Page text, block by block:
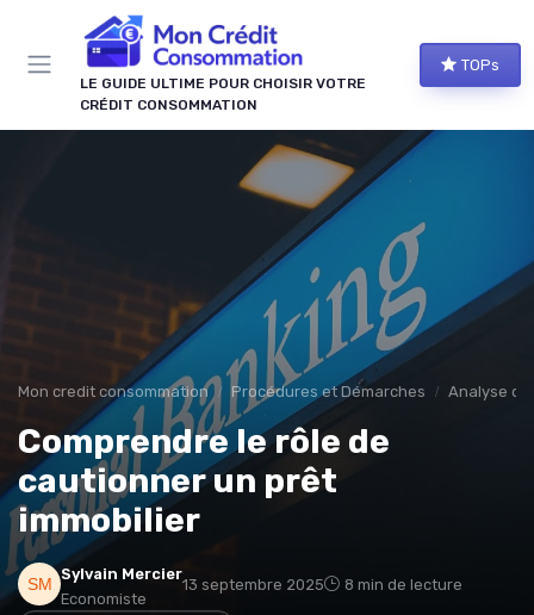
LE GUIDE ULTIME POUR CHOISIR VOTRE
CRÉDIT CONSOMMATION
TOPs
Mon credit consommation Procédures et Démarches Analyse
Comprendre le rôle de
cautionner un prêt
immobilier
Sylvain Mercier
Economiste
13 septembre 2025 8 min de lecture
Panneau de gestion des cookies